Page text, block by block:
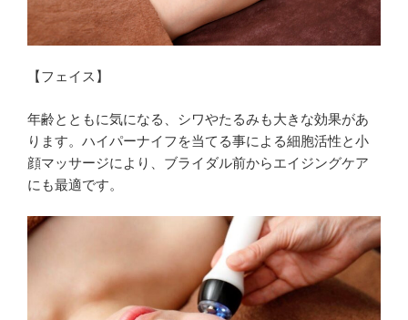
【フェイス】
年齢とともに気になる、シワやたるみも大きな効果があ
ります。ハイパーナイフを当てる事による細胞活性と小
顔マッサージにより、ブライダル前からエイジングケア
にも最適です。